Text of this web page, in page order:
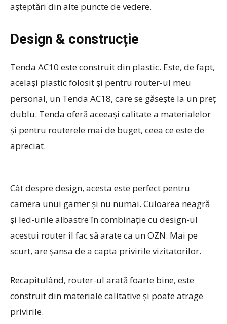
așteptări din alte puncte de vedere.
Design & construcție
Tenda AC10 este construit din plastic. Este, de fapt,
același plastic folosit și pentru router-ul meu
personal, un Tenda AC18, care se găsește la un preț
dublu. Tenda oferă aceeași calitate a materialelor
și pentru routerele mai de buget, ceea ce este de
apreciat.
Cât despre design, acesta este perfect pentru
camera unui gamer și nu numai. Culoarea neagră
și led-urile albastre în combinație cu design-ul
acestui router îl fac să arate ca un OZN. Mai pe
scurt, are șansa de a capta privirile vizitatorilor.
Recapitulând, router-ul arată foarte bine, este
construit din materiale calitative și poate atrage
privirile.